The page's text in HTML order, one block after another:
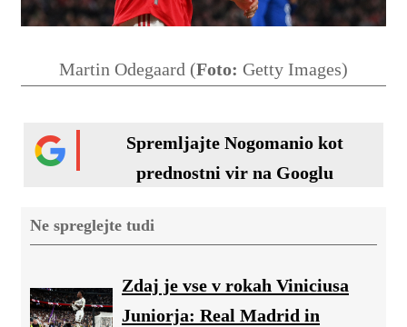
Martin Odegaard (Foto: Getty Images)
Spremljajte Nogomanio kot
prednostni vir na Googlu
Ne spreglejte tudi
Zdaj je vse v rokah Viniciusa
Juniorja: Real Madrid in